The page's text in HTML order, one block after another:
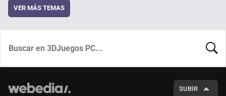
VER MÁS TEMAS
SUBIR